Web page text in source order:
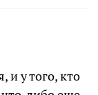
и у того, кто